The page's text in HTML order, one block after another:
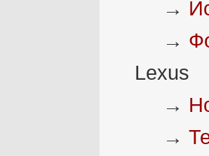
→
→
Lexus
→
→